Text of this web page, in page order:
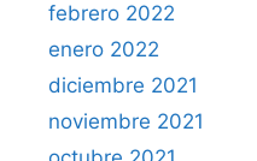
febrero 2022
enero 2022
diciembre 2021
noviembre 2021